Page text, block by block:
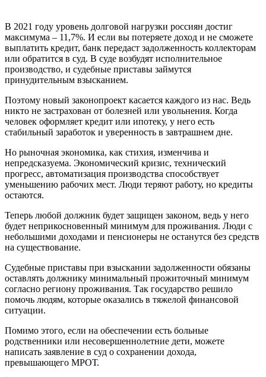
В 2021 году уровень долговой нагрузки россиян достиг
максимума – 11,7%. И если вы потеряете доход и не сможете
выплатить кредит, банк передаст задолженность коллекторам
или обратится в суд. В суде возбудят исполнительное
производство, и судебные приставы займутся
принудительным взысканием.
Поэтому новый законопроект касается каждого из нас. Ведь
никто не застрахован от болезней или увольнения. Когда
человек оформляет кредит или ипотеку, у него есть
стабильный заработок и уверенность в завтрашнем дне.
Но рыночная экономика, как стихия, изменчива и
непредсказуема. Экономический кризис, технический
прогресс, автоматизация производства способствует
уменьшению рабочих мест. Люди теряют работу, но кредиты
остаются.
Теперь любой должник будет защищен законом, ведь у него
будет неприкосновенный минимум для проживания. Люди с
небольшими доходами и пенсионеры не останутся без средств
на существование.
Судебные приставы при взыскании задолженности обязаны
оставлять должнику минимальный прожиточный минимум
согласно региону проживания. Так государство решило
помочь людям, которые оказались в тяжелой финансовой
ситуации.
Помимо этого, если на обеспечении есть больные
родственники или несовершеннолетние дети, можете
написать заявление в суд о сохранении дохода,
превышающего МРОТ.